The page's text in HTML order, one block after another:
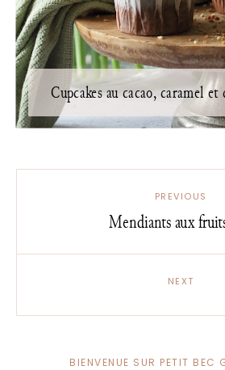
Cupcakes au cacao, caramel
PREVIOUS
Mendiants aux
NEXT
BIENVENUE SUR PETIT BEC